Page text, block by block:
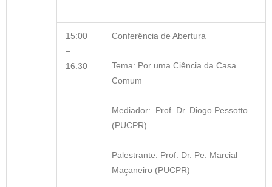
15:00
–
16:30
Conferência de Abertura
Tema: Por uma Ciência da Casa
Comum
Mediador:
Prof. Dr. Diogo Pessotto
(PUCPR)
Palestrante: Prof. Dr. Pe. Marcial
Maçaneiro (PUCPR)